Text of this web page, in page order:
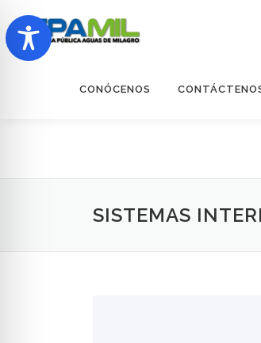
al
contenido
CONÓCENOS
SISTEMAS